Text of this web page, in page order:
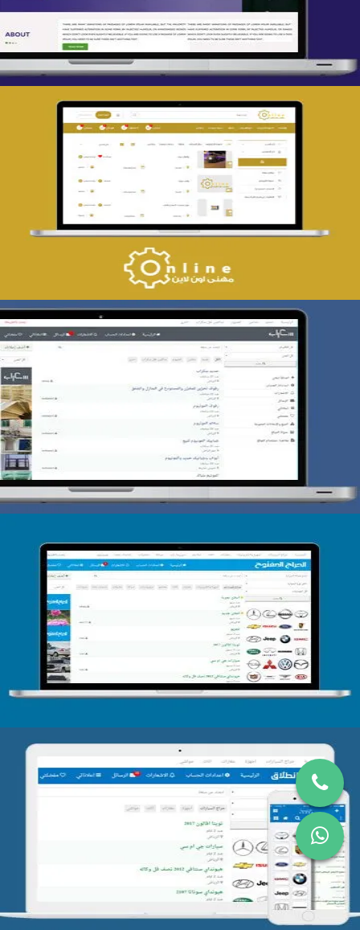
تصميم حراج مهنى
التفاصيل
تصميم حراج سكراب
التفاصيل
تصميم الحراج الدولى
تصميم موقع حراج